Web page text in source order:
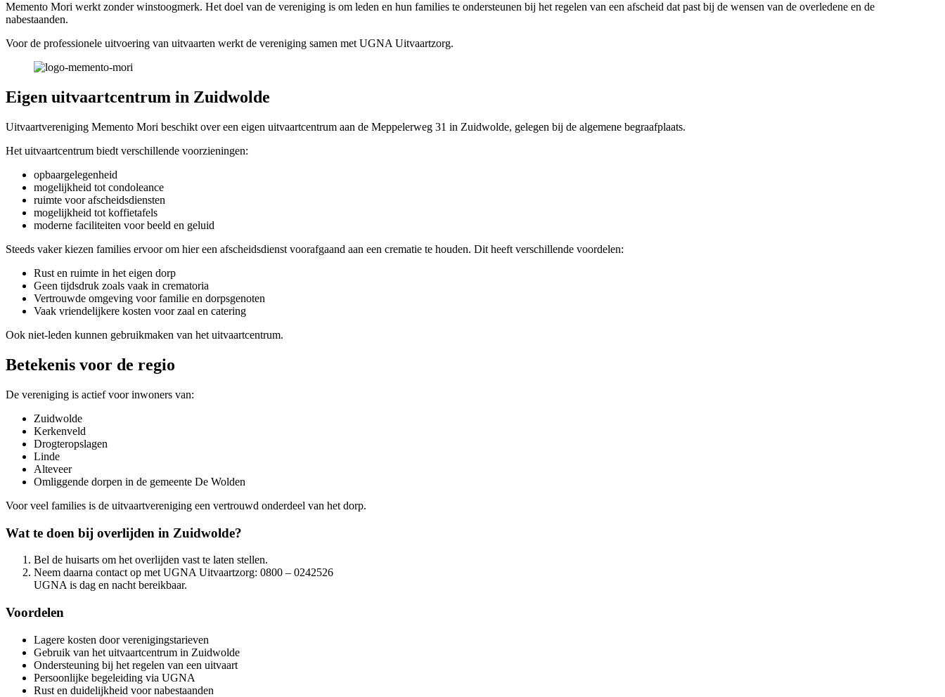
Memento Mori werkt zonder winstoogmerk. Het doel van de vereniging is om leden en hun families te ondersteunen bij het regelen van een afscheid dat past bij de wensen van de overledene en de
nabestaanden.
Voor de professionele uitvoering van uitvaarten werkt de vereniging samen met UGNA Uitvaartzorg.
Eigen uitvaartcentrum in Zuidwolde
Uitvaartvereniging Memento Mori beschikt over een eigen uitvaartcentrum aan de Meppelerweg 31 in Zuidwolde, gelegen bij de algemene begraafplaats.
Het uitvaartcentrum biedt verschillende voorzieningen:
opbaargelegenheid
mogelijkheid tot condoleance
ruimte voor afscheidsdiensten
mogelijkheid tot koffietafels
moderne faciliteiten voor beeld en geluid
Steeds vaker kiezen families ervoor om hier een afscheidsdienst voorafgaand aan een crematie te houden. Dit heeft verschillende voordelen:
Rust en ruimte in het eigen dorp
Geen tijdsdruk zoals vaak in crematoria
Vertrouwde omgeving voor familie en dorpsgenoten
Vaak vriendelijkere kosten voor zaal en catering
Ook niet-leden kunnen gebruikmaken van het uitvaartcentrum.
Betekenis voor de regio
De vereniging is actief voor inwoners van:
Zuidwolde
Kerkenveld
Drogteropslagen
Linde
Alteveer
Omliggende dorpen in de gemeente De Wolden
Voor veel families is de uitvaartvereniging een vertrouwd onderdeel van het dorp.
Wat te doen bij overlijden in Zuidwolde?
Bel de huisarts om het overlijden vast te laten stellen.
Neem daarna contact op met UGNA Uitvaartzorg: 0800 – 0242526
UGNA is dag en nacht bereikbaar.
Voordelen
Lagere kosten door verenigingstarieven
Gebruik van het uitvaartcentrum in Zuidwolde
Ondersteuning bij het regelen van een uitvaart
Persoonlijke begeleiding via UGNA
Rust en duidelijkheid voor nabestaanden